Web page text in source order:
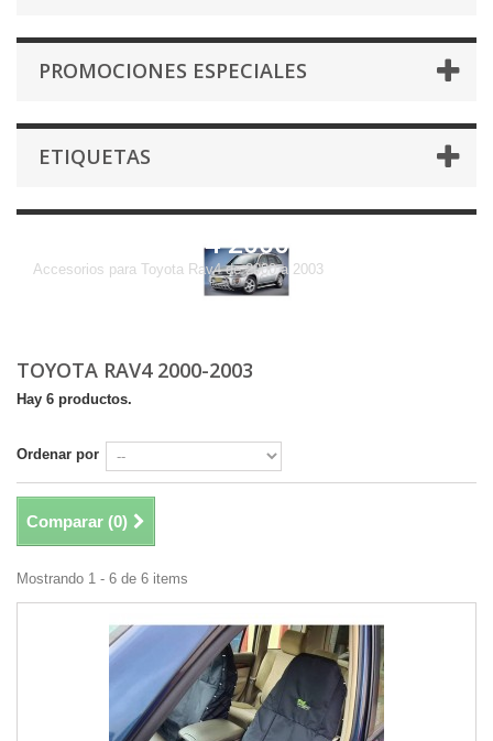
PROMOCIONES ESPECIALES
ETIQUETAS
TOYOTA RAV4 2000-2003
Accesorios para Toyota Rav4 de 2000 a 2003
TOYOTA RAV4 2000-2003
Hay 6 productos.
Ordenar por
Comparar (0)
Mostrando 1 - 6 de 6 items